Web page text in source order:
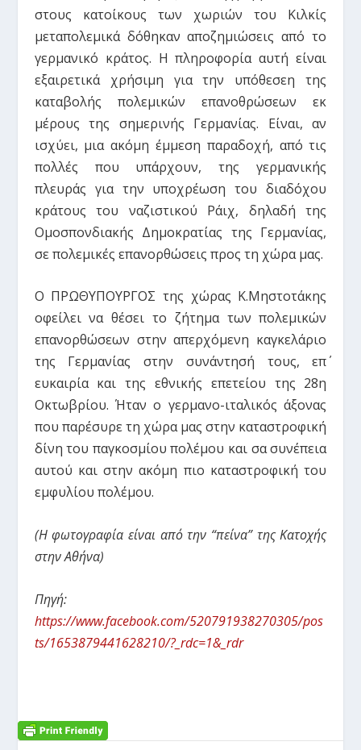
στους κατοίκους των χωριών του Κιλκίς
μεταπολεμικά δόθηκαν αποζημιώσεις από το
γερμανικό κράτος. Η πληροφορία αυτή είναι
εξαιρετικά χρήσιμη για την υπόθεσεη της
καταβολής πολεμικών επανοθρώσεων εκ
μέρους της σημερινής Γερμανίας. Είναι, αν
ισχύει, μια ακόμη έμμεση παραδοχή, από τις
πολλές που υπάρχουν, της γερμανικής
πλευράς για την υποχρέωση του διαδόχου
κράτους του ναζιστικού Ράιχ, δηλαδή της
Ομοσπονδιακής Δημοκρατίας της Γερμανίας,
σε πολεμικές επανορθώσεις προς τη χώρα μας.
Ο ΠΡΩΘΥΠΟΥΡΓΟΣ της χώρας Κ.Μηστοτάκης
οφείλει να θέσει το ζήτημα των πολεμικών
επανορθώσεων στην απερχόμενη καγκελάριο
της Γερμανίας στην συνάντησή τους, επ΄
ευκαιρία και της εθνικής επετείου της 28η
Οκτωβρίου. Ήταν ο γερμανο-ιταλικός άξονας
που παρέσυρε τη χώρα μας στην καταστροφική
δίνη του παγκοσμίου πολέμου και σα συνέπεια
αυτού και στην ακόμη πιο καταστροφική του
εμφυλίου πολέμου.
(Η φωτογραφία είναι από την “πείνα” της Κατοχής
στην Αθήνα)
Πηγή:
https://www.facebook.com/520791938270305/pos
ts/1653879441628210/?_rdc=1&_rdr